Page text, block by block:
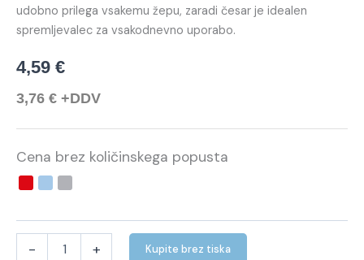
udobno prilega vsakemu žepu, zaradi česar je idealen
spremljevalec za vsakodnevno uporabo.
4,59 €
3,76 € +DDV
Cena brez količinskega popusta
- + Kupite brez tiska